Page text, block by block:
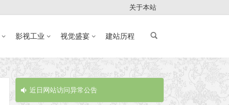
关于本站
影视工业 视觉盛宴 建站历程
近日网站访问异常公告 近日网站访问